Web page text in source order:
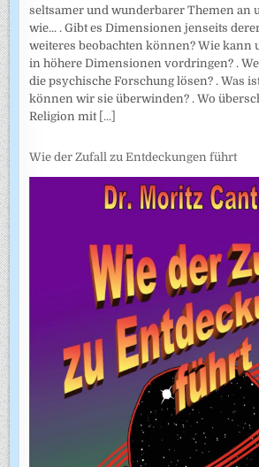
seltsamer und wunderbarer Themen an
wie... . Gibt es Dimensionen jenseits
weiteres beobachten können? Wie kann
in höhere Dimensionen vordringen? .
die psychische Forschung lösen? . Was
können wir sie überwinden? . Wo
Religion mit [...]
Wie der Zufall zu Entdeckungen führt